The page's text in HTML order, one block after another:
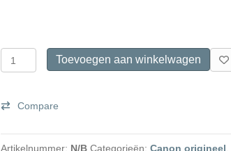
Canon
C-
originele
aantal
Toevoegen aan winkelwagen
Compare
Artikelnummer: N/B Categorieën: Canon origineel,